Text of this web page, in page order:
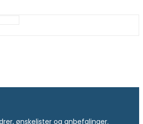
ønskelister og anbefalinger.